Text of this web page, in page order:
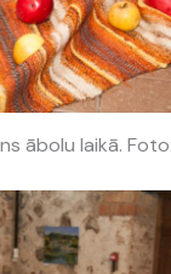
ābolu laikā.